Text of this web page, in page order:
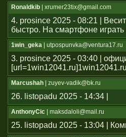
Ronaldkib | xrumer23tix@gmail.com
4. prosince 2025 - 08:21 |
быстро. На смартфоне
1win_geka | utpospunvka@ventura17.ru
3. prosince 2025 - 03:40 |
Marcushah | zuyev-vadik@bk.ru
26. listopadu 2025 - 14:34 |
AnthonyCic | maksdaloli@mail.ru
25. listopadu 2025 - 13:04 |